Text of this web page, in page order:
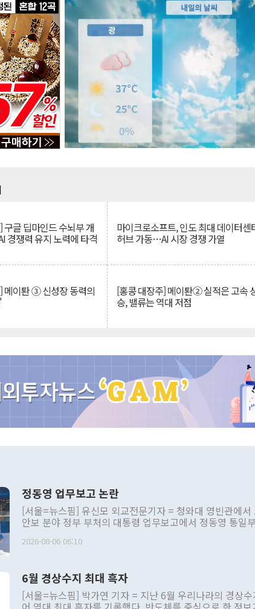
구글 딥마인드 수뇌부 개
경쟁력 유지 노력에 타격
마이크로소프트, 인도 최대 데이터센
허브 가동…AI 시장 경쟁 가열
메이퇀 ③ 신성장 동력의 [홍콩 대장주] 메이퇀② 실적은 고속
승, 밸류는 역대 저점
정동영 업무보고 논란
[서울=뉴스핌] 유신모 외교전문기자 = 청와대 영빈관에서
안보 분야 정부 부처의 대통령 업무보고에서 정동영 통일
발언 중에는 정부 내 조율을 거치지 않은 사안을 정책으로
주의적 희망에 근거한 비현실적 구상'이라는 비판을 내놨다
관의 대북 정책 관련 발언이 물의를 빚은 적은 여러 번 있
관 부처 장관이 공개적으로 부정적 입장을 표명한 것은 이
2026-08-06 06:10
6월 경상수지 최대 흑자
[서울=뉴스핌] 박가연 기자 = 지난 6월 우리나라의 경상수